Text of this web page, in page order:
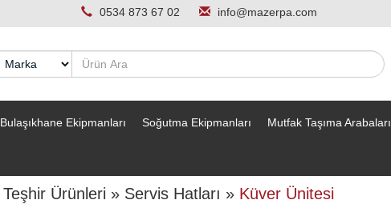
0534 873 67 02 info@mazerpa.com
Bulaşıkhane Ekipmanları Soğutma Ekipmanları Mutfak Taşıma Arabaları
Teşhir Ürünleri » Servis Hatları » Küver Ünitesi